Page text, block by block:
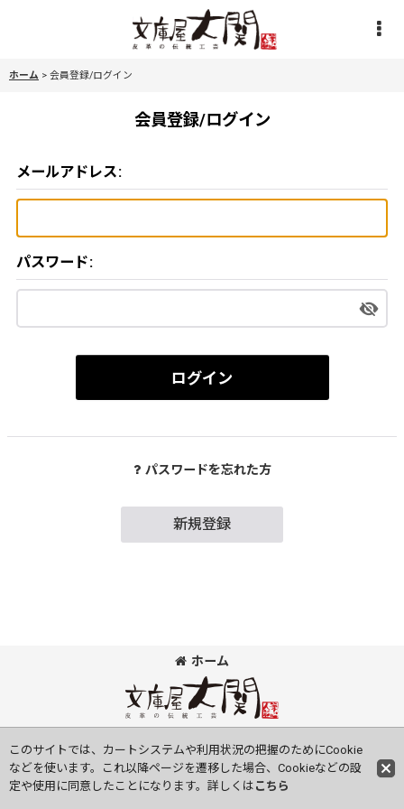
ホーム > 会員登録/ログイン
会員登録/ログイン
メールアドレス:
パスワード:
ログイン
パスワードを忘れた方
新規登録
ホーム
このサイトでは、カートシステムや利用状況の把握のためにCookie
などを使います。これ以降ページを遷移した場合、Cookieなどの設
定や使用に同意したことになります。詳しくは こちら